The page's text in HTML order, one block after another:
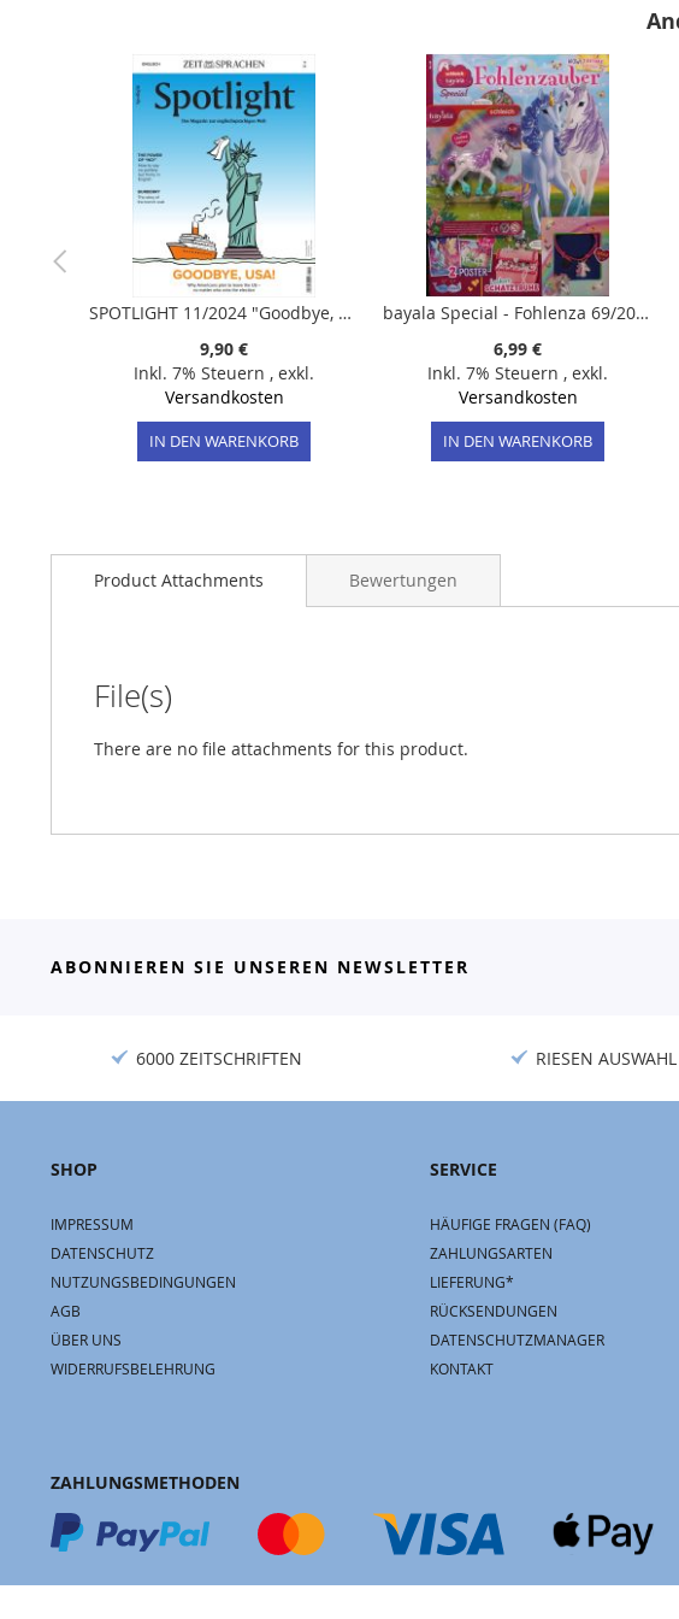
SPOTLIGHT 11/2024 "Goodbye, USA!"
9,90 €
Inkl. 7% Steuern , exkl.
Versandkosten
IN DEN WARENKORB
bayala Special - Fohlenza 69/2026
6,99 €
Inkl. 7% Steuern , exkl.
Versandkosten
IN DEN WARENKORB
Product Attachments
File(s)
There are no file attachments for this product.
Bewertungen
ABONNIEREN SIE UNSEREN NEWSLETTER
6000 ZEITSCHRIFTEN RIESEN AUSWAHL
SHOP
IMPRESSUM
DATENSCHUTZ
NUTZUNGSBEDINGUNGEN
AGB
ÜBER UNS
WIDERRUFSBELEHRUNG
SERVICE
HÄUFIGE FRAGEN (FAQ)
ZAHLUNGSARTEN
LIEFERUNG*
RÜCKSENDUNGEN
DATENSCHUTZMANAGER
KONTAKT
ZAHLUNGSMETHODEN